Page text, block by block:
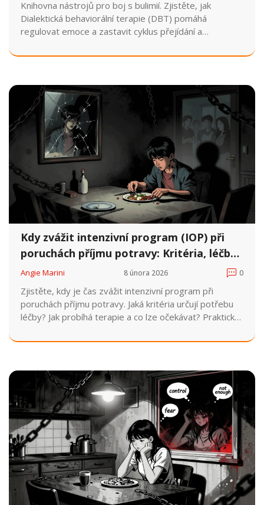
Knihovna nástrojů pro boj s bulimií. Zjistěte, jak
Dialektická behaviorální terapie (DBT) pomáhá
regulovat emoce a zastavit cyklus přejídání a
Kdy zvážit intenzivní program (IOP) při
poruchách příjmu potravy: Kritéria, léčba
a očekávání
Angie Marini 8 února 2026 0
Zjistěte, kdy je čas zvážit intenzivní program při
poruchách příjmu potravy. Jaká kritéria určují potřebu
léčby? Jak probíhá terapie a co lze očekávat? Praktické